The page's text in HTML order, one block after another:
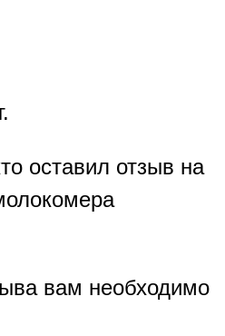
оставил отзыв на
вам необходимо